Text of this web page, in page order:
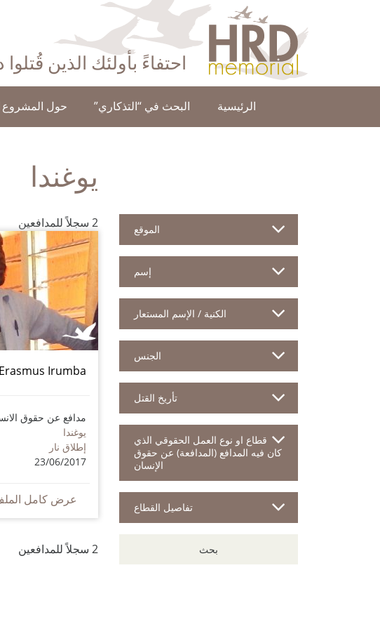
HRD Memorial – العَرَبِيَّة‎‎
احتفاءً بأولئك الذين
الرئيسية البحث في “التذكاري” حول المشروع
يوغندا
الموقع
إسم
الكنية / الإسم المستعار
الجنس
تأريخ القتل
قطاع او نوع العمل الحقوقي الذي
كان فيه المدافع (المدافعة) عن حقوق
الإنسان
تفاصيل القطاع
بحث
2 سجلاً للمدافعين
Erasmus Irumba
مدافع عن حقوق
يوغندا
إطلاق نار
23/06/2017
عرض كامل
2 سجلاً للمدافعين